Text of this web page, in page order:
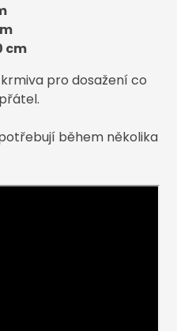
cm
pro dosažení co
během několika